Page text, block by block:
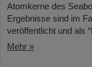
Atomkerne des
Ergebnisse sind im
veröffentlicht und als
Mehr »